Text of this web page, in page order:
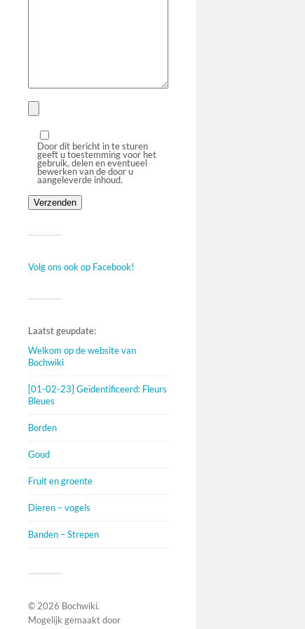
Door dit bericht in te sturen
geeft u toestemming voor het
gebruik, delen en eventueel
bewerken van de door u
aangeleverde inhoud.
Volg ons ook op Facebook!
Laatst geupdate:
Welkom op de website van
Bochwiki
[01-02-23] Geïdentificeerd: Fleurs
Bleues
Borden
Goud
Fruit en groente
Dieren – vogels
Banden – Strepen
© 2026 Bochwiki.
Mogelijk gemaakt door